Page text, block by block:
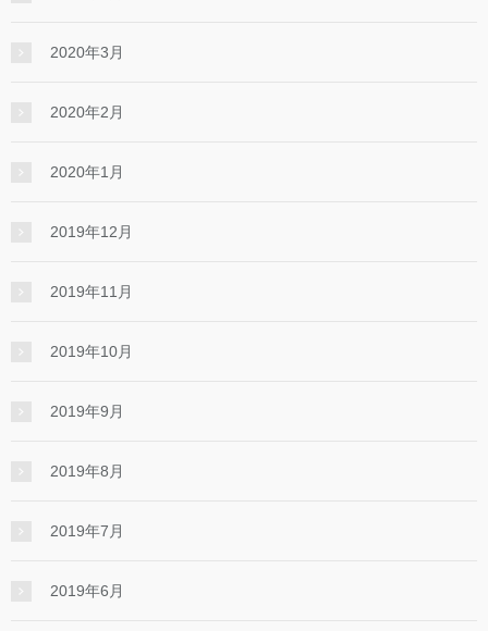
2020年3月
2020年2月
2020年1月
2019年12月
2019年11月
2019年10月
2019年9月
2019年8月
2019年7月
2019年6月